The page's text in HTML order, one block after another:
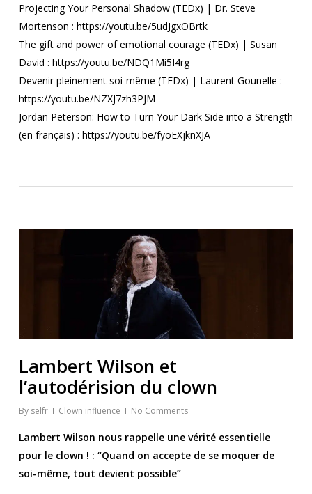
Projecting Your Personal Shadow (TEDx) | Dr. Steve
Mortenson : https://youtu.be/5udJgxOBrtk
The gift and power of emotional courage (TEDx) | Susan
David : https://youtu.be/NDQ1Mi5I4rg
Devenir pleinement soi-même (TEDx) | Laurent Gounelle :
https://youtu.be/NZXJ7zh3PJM
Jordan Peterson: How to Turn Your Dark Side into a Strength
(en français) : https://youtu.be/fyoEXjknXJA
Lambert Wilson et
l’autodérision du clown
By selfr Clown influence No Comments
Lambert Wilson nous rappelle une vérité essentielle
pour le clown ! : “Quand on accepte de se moquer de
soi-même, tout devient possible”